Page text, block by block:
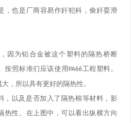
，也是厂商容易作奸犯科，偷奸耍滑
因为铝合金被这个塑料的隔热桥断
按照标准们应该使用 PA66工程塑料。
，所以具有更好的隔热性。
，以及是否加入了隔热棉等材料，影
热性。在上图中，可以看出纵横方向